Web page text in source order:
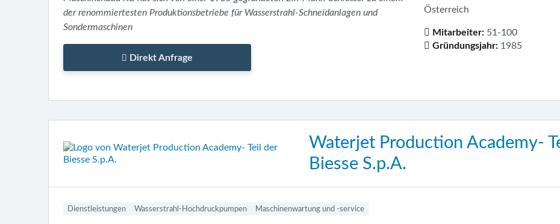
der renommiertesten Produktionsbetriebe für Wasserstrahl-Schneidanlagen und
Sondermaschinen
Direkt Anfrage
Österreich
Mitarbeiter: 51-100
Gründungsjahr: 1985
Waterjet Production Academy-
Biesse S.p.A.
Dienstleistungen Wasserstrahl-Hochdruckpumpen Maschinenwartung und -service